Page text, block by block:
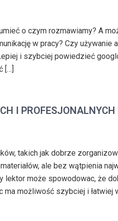
o czym rozmawiamy? A
w pracy? Czy używanie
i szybciej powiedzieć
[…]
I PROFESJONALNYCH
takich jak dobrze
ale bez wątpienia
może spowodowac, że
ma możliwość szybciej i łatwiej